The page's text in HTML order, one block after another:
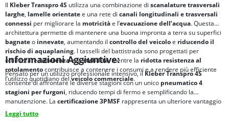
Il Kleber Transpro 4S utilizza una combinazione di scanalature trasversali
larghe, lamelle orientatee una rete di canali longitudinali e trasversali
connessi per migliorare la motricitàe l’evacuazione dell’acqua. Questa
architettura permette di mantenere una buona impronta a terra su superfici
bagnateo innevate, aumentando il controllo del veicoloe riducendo il
rischio di aquaplaning. I tasselli del battistrada sono progettati per
ottimizzare l’aderenzae lastabilità, mentre la ridotta resistenza al
rotolamentocontribuisce a contenere i consumi e a rendere più efficiente
l’utilizzo quotidiano delveicolo commerciale.
Informazioni Aggiuntive:
Pensato per un utilizzo professionale intensivo, il Kleber Transpro 4S
consente di affrontare le diverse stagioni con un unico pneumatico 4
stagioni per furgoni, riducendo tempi di fermo e semplificando la
manutenzione. La certificazione3PMSF rappresenta un ulteriore vantaggio
per chi opera in aree soggette a normative invernali e necessita di un
pneumatico per trasporto leggero
Leggi tutto